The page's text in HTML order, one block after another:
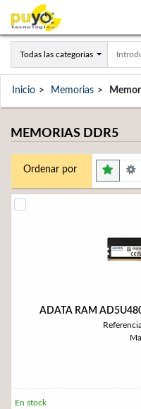
Todas las categorías
Inicio Memorias
MEMORIAS DDR5
Ordenar por
ADATA RAM
En stock